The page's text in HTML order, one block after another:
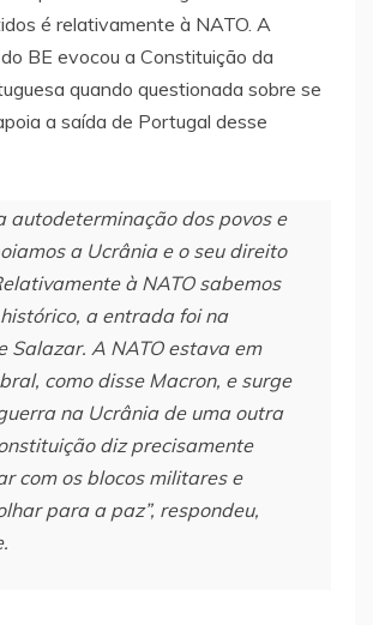
é relativamente à NATO. A
BE evocou a Constituição da
quando questionada sobre se
a saída de Portugal desse
autodeterminação dos povos e
a Ucrânia e o seu direito
à NATO sabemos
a entrada foi na
Salazar. A NATO estava em
como disse Macron, e surge
na Ucrânia de uma outra
diz precisamente
com os blocos militares e
para a paz”, respondeu,